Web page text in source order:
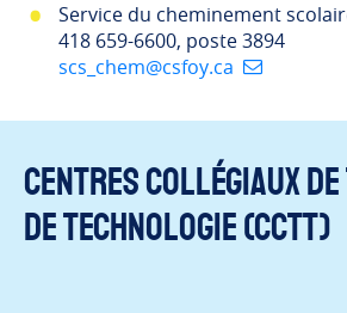
Service du cheminement
418 659-6600, poste 3894
scs_chem@csfoy.ca
Centres collégiaux
de technologie (CCTT)